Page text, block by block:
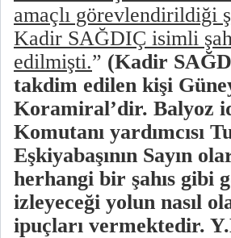
amaçlı görevlendirildiği
Kadir SAĞDIÇ isimli
edilmişti.” (Kadir
takdim edilen kişi
Koramiral’dir. Balyoz
Komutanı yardımcısı
Eşkiyabaşının Sayın
herhangi bir şahıs gibi
izleyeceği yolun nasıl
ipuçları vermektedir.